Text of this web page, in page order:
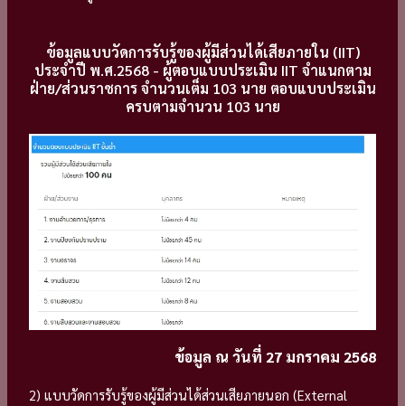
ข้อมูลแบบวัดการรับรู้ของผู้มีส่วนได้เสียภายใน (IIT)
ประจำปี พ.ศ.2568 - ผู้ตอบแบบประเมิน IIT จำแนกตาม
ฝ่าย/ส่วนราชการ จำนวนเต็ม 103 นาย ตอบแบบประเมิน
ครบตามจำนวน 103 นาย
ข้อมูล ณ วันที่ 27 มกราคม 2568
2) แบบวัดการรับรู้ของผู้มีส่วนได้ส่วนเสียภายนอก (External